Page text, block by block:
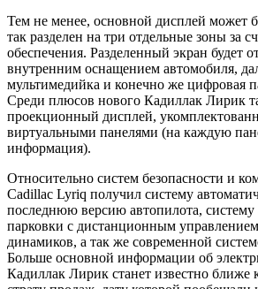
Тем не менее, основной дисплей может
так разделен на три отдельные зоны за
обеспечения. Разделенный экран будет
внутренним оснащением автомобиля,
мультимедийка и конечно же цифровая
Среди плюсов нового Кадиллак Лирик
проекционный дисплей,
виртуальными панелями (на каждую
информация).
Относительно систем безопасности и
Cadillac Lyriq получил систему
последнюю версию автопилота, систему
парковки с дистанционным
динамиков, а так же современной
Больше основной информации об
Кадиллак Лирик станет известно ближе